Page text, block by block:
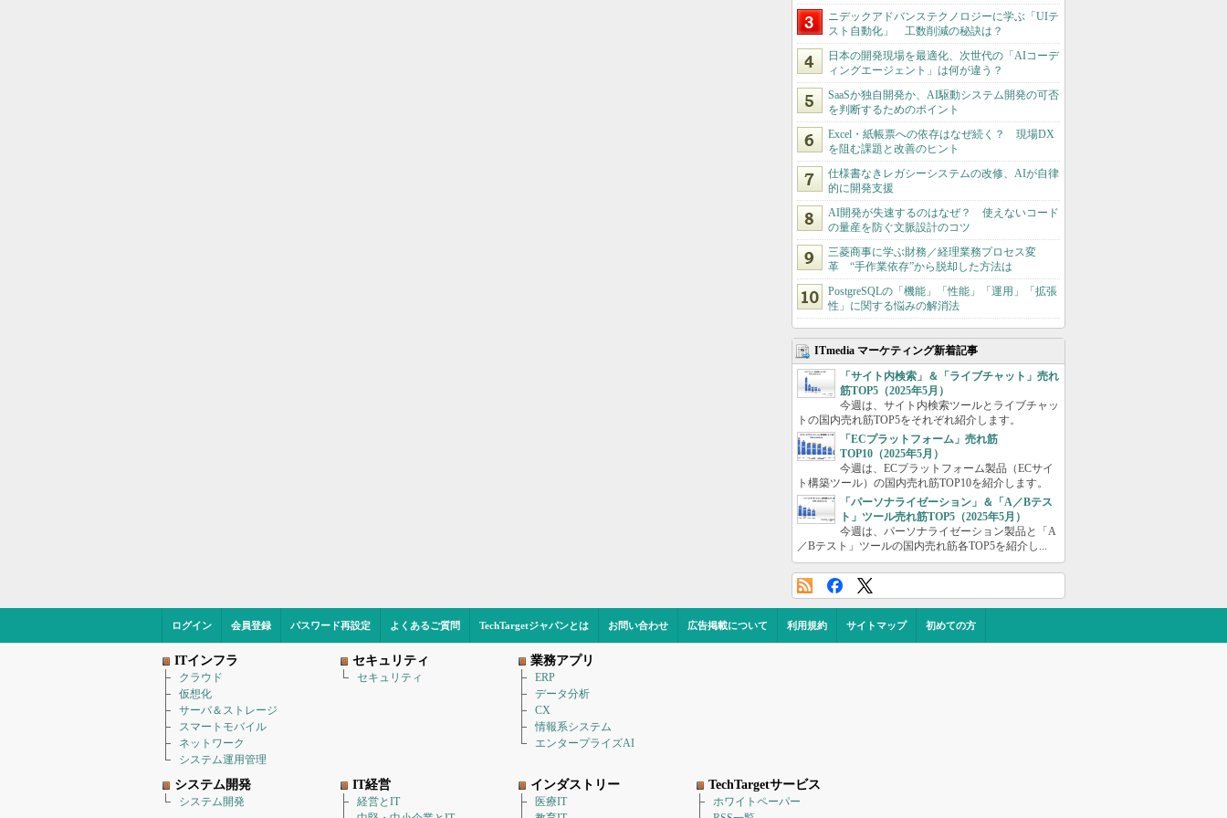
ニデックアドバンステクノロジーに学ぶ「UIテ
スト自動化」 工数削減の秘訣は？
日本の開発現場を最適化、次世代の「AIコーデ
ィングエージェント」は何が違う？
SaaSか独自開発か、AI駆動システム開発の可否
を判断するためのポイント
Excel・紙帳票への依存はなぜ続く？ 現場DX
を阻む課題と改善のヒント
仕様書なきレガシーシステムの改修、AIが自律
的に開発支援
AI開発が失速するのはなぜ？ 使えないコード
の量産を防ぐ文脈設計のコツ
三菱商事に学ぶ財務／経理業務プロセス変
革 “手作業依存”から脱却した方法は
PostgreSQLの「機能」「性能」「運用」「拡張
性」に関する悩みの解消法
ITmedia マーケティング新着記事
「サイト内検索」＆「ライブチャット」売れ
筋TOP5（2025年5月）
今週は、サイト内検索ツールとライブチャッ
トの国内売れ筋TOP5をそれぞれ紹介します。
「ECプラットフォーム」売れ筋
TOP10（2025年5月）
今週は、ECプラットフォーム製品（ECサイ
ト構築ツール）の国内売れ筋TOP10を紹介します。
「パーソナライゼーション」＆「A／Bテス
ト」ツール売れ筋TOP5（2025年5月）
今週は、パーソナライゼーション製品と「A
／Bテスト」ツールの国内売れ筋各TOP5を紹介し...
ログイン 会員登録 パスワード再設定 よくあるご質問 TechTargetジャパンとは お問い合わせ 広告掲載について 利用規約 サイトマップ 初めての方
ITインフラ
クラウド
仮想化
サーバ＆ストレージ
スマートモバイル
ネットワーク
システム運用管理
セキュリティ
セキュリティ
業務アプリ
ERP
データ分析
CX
情報系システム
エンタープライズAI
システム開発
システム開発
IT経営
経営とIT
インダストリー
医療IT
TechTargetサービス
ホワイトペーパー